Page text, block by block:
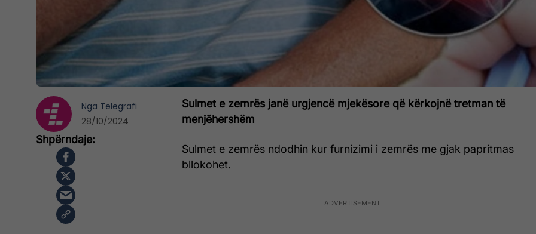
Sulmet e zemrës janë urgjencë mjekësore që kërkojnë tretman të
menjëhershëm
Sulmet e zemrës ndodhin kur furnizimi i zemrës me gjak papritmas
bllokohet.
Nga Telegrafi
28/10/2024